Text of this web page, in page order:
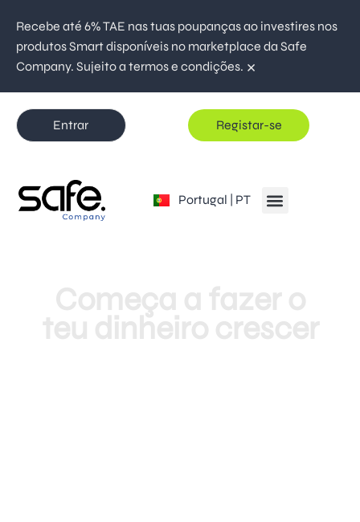
Recebe até 6% TAE nas tuas poupanças ao investires nos
produtos Smart disponíveis no marketplace da Safe
Company. Sujeito a termos e condições. ×
Entrar Registar-se
Portugal | PT
España | ES